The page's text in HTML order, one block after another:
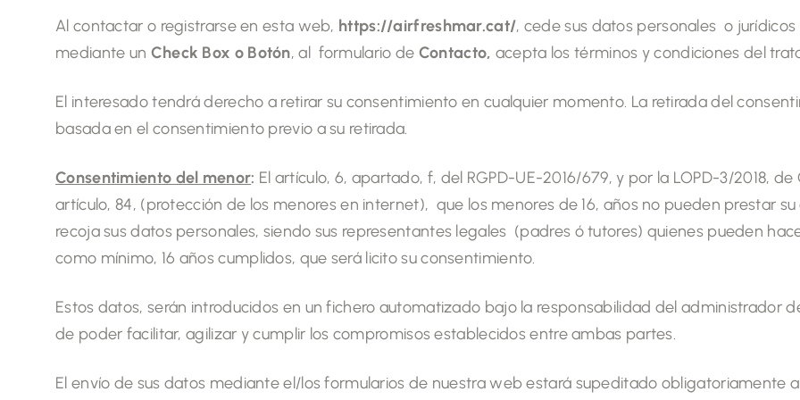
Al contactar o registrarse en esta web, https://airfreshmar.cat/, cede sus datos personales o
mediante un Check Box o Botón, al formulario de Contacto, acepta los términos y condiciones del
El interesado tendrá derecho a retirar su consentimiento en cualquier momento. La retirada del
basada en el consentimiento previo a su retirada.
Consentimiento del menor: El artículo, 6, apartado, f, del RGPD-UE-2016/679, y por la LOPD-3/2018,
artículo, 84, (protección de los menores en internet), que los menores de 16, años no pueden prestar
recoja sus datos personales, siendo sus representantes legales (padres ó tutores) quienes pueden
como mínimo, 16 años cumplidos, que será licito su consentimiento.
Estos datos, serán introducidos en un fichero automatizado bajo la responsabilidad del administrador
de poder facilitar, agilizar y cumplir los compromisos establecidos entre ambas partes.
El envío de sus datos mediante el/los formularios de nuestra web estará supeditado obligatoriamente